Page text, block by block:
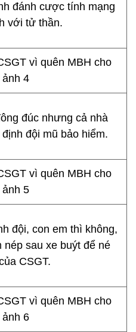
đánh cược tính mạng
với tử thần.
đúc nhưng cả nhà
đội mũ bảo hiểm.
đội, con em thì không,
sau xe buýt để né
CSGT.